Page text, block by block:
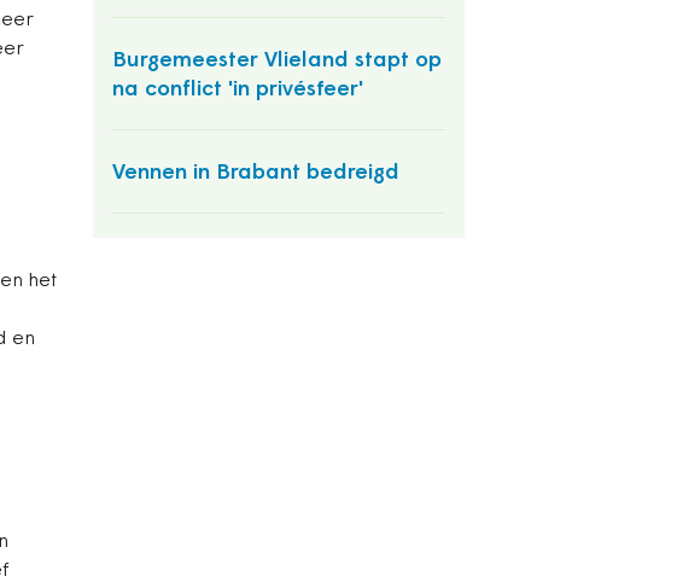
Burgemeester Vlieland stapt op
na conflict 'in privésfeer'
Vennen in Brabant bedreigd
het
en